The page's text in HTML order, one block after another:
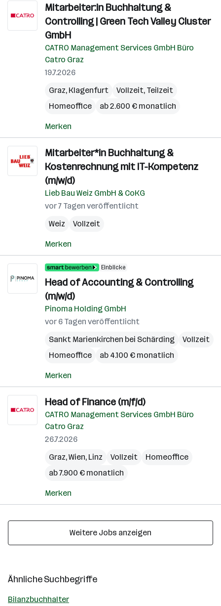
Mitarbeiter:in Buchhaltung &
Controlling | Green Tech Valley Cluster
GmbH
CATRO Management Services GmbH Büro
Catro Graz
19.7.2026
Graz, Klagenfurt
Vollzeit, Teilzeit
Homeoffice
ab 2.600 € monatlich
Merken
Mitarbeiter*in Buchhaltung &
Kostenrechnung mit IT-Kompetenz
(m/w/d)
Lieb Bau Weiz GmbH & CoKG
vor 7 Tagen veröffentlicht
Weiz
Vollzeit
Merken
Einblicke
Head of Accounting & Controlling
(m/w/d)
Pinoma Holding GmbH
vor 6 Tagen veröffentlicht
Sankt Marienkirchen bei Schärding
Vollzeit
Homeoffice
ab 4.100 € monatlich
Merken
Head of Finance (m/f/d)
CATRO Management Services GmbH Büro
Catro Graz
26.7.2026
Graz,Wien, Linz Vollzeit
Homeoffice
ab 7.900 € monatlich
Merken
Weitere Jobs anzeigen
Ähnliche Suchbegriffe
Bilanzbuchhalter